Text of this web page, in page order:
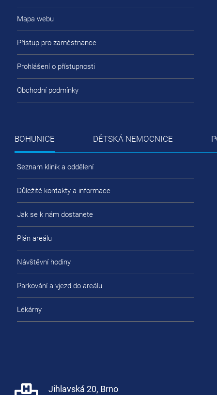
Mapa webu
Přístup pro zaměstnance
Prohlášení o přístupnosti
Obchodní podmínky
BOHUNICE DĚTSKÁ NEMOCNICE
Seznam klinik a oddělení
Důležité kontakty a informace
Jak se k nám dostanete
Plán areálu
Návštěvní hodiny
Parkování a vjezd do areálu
Lékárny
Jihlavská 20, Brno